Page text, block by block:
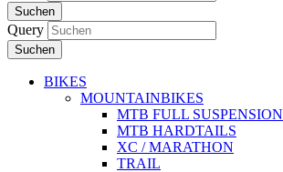
Suchen
Query
Suchen
BIKES
MOUNTAINBIKES
MTB FULL SUSPENSION
MTB HARDTAILS
XC / MARATHON
TRAIL